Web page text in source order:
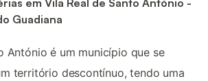
Guadiana
António é um município que se
território descontínuo, tendo uma